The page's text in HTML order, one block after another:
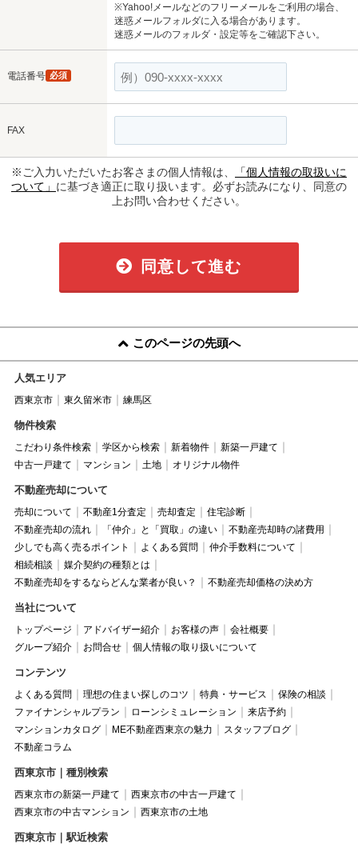
※Yahoo!メールなどのフリーメールをご利用の場合、
迷惑メールフォルダに入る場合があります。
迷惑メールのフォルダ・設定等をご確認下さい。
電話番号 必須
FAX
※ご入力いただいたお客さまの個人情報は、
「個人情報の取扱いに
ついて」 に基づき適正に取り扱います。必ずお読みになり、同意の
上お問い合わせください。
同意して進む
このページの先頭へ
人気エリア
西東京市 東久留米市 練馬区
物件検索
こだわり条件検索 学区から検索 新着物件
新築一戸建て
中古一戸建て
マンション 土地 オリジナル物件
不動産売却について
売却について 不動産1分査定 売却査定
住宅診断
不動産売却の流れ
「仲介」と「買取」の違い
不動産売却時の諸費用
少しでも高く売るポイント
よくある質問
仲介手数料について
相続相談
媒介契約の種類とは
不動産売却をするならどんな業者が良い？
不動産売却価格の決め方
当社について
トップページ アドバイザー紹介 お客様の声
会社概要
グループ紹介
お問合せ 個人情報の取り扱いについて
コンテンツ
よくある質問 理想の住まい探しのコツ 特典・サービス
保険の相談
ファイナンシャルプラン
ローンシミュレーション
来店予約
マンションカタログ
ME不動産西東京の魅力
スタッフブログ
不動産コラム
西東京市｜種別検索
西東京市の新築一戸建て
西東京市の中古一戸建て
西東京市の中古マンション
西東京市の土地
西東京市｜駅近検索